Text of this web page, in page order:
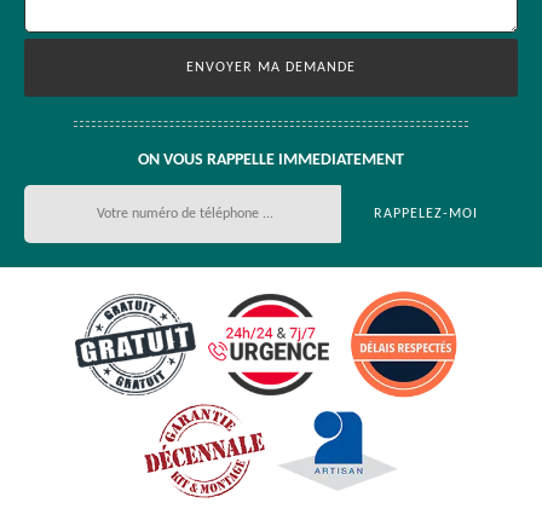
ON VOUS RAPPELLE IMMEDIATEMENT